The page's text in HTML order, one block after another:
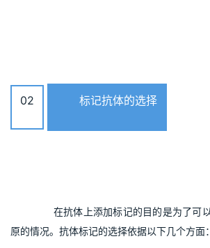
02 标记抗体的选择
原的情况。抗体标记的选择依据以下几个方面：